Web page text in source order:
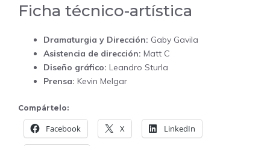
Ficha técnico-artística
Dramaturgia y Dirección: Gaby Gavila
Asistencia de dirección: Matt C
Diseño gráfico: Leandro Sturla
Prensa: Kevin Melgar
Compártelo:
Facebook X LinkedIn